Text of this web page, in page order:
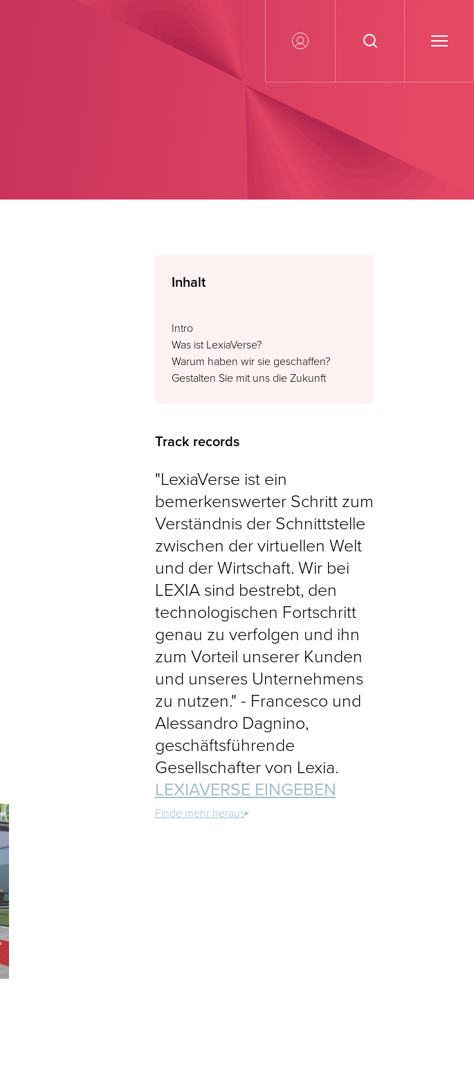
Inhalt
Intro
Was ist LexiaVerse?
Warum haben wir sie geschaffen?
Gestalten Sie mit uns die Zukunft
Track records
"LexiaVerse ist ein
bemerkenswerter Schritt zum
Verständnis der Schnittstelle
zwischen der virtuellen Welt
und der Wirtschaft. Wir bei
LEXIA sind bestrebt, den
technologischen Fortschritt
genau zu verfolgen und ihn
zum Vorteil unserer Kunden
und unseres Unternehmens
zu nutzen." - Francesco und
Alessandro Dagnino,
geschäftsführende
Gesellschafter von Lexia.
LEXIAVERSE EINGEBEN
Finde mehr heraus